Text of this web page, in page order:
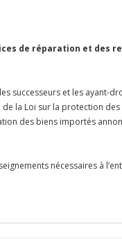
de réparation et des
successeurs et les ayant-
la Loi sur la protection des
des biens importés
nécessaires à